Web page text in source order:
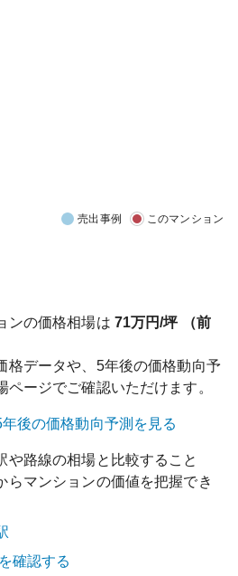
売出事例 このマンション
ンの価格相場は 71万円/坪 （前
格データや、5年後の価格動向予
ページでご確認いただけます。
後の価格動向予測を見る
や路線の相場と比較すること
らマンションの価値を把握でき
確認する